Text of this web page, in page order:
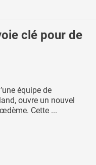
clé pour de
équipe de
ouvre un nouvel
Cette ...